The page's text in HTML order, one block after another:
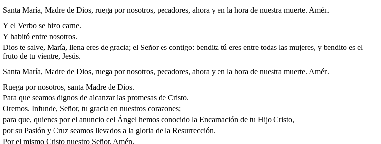
Santa María, Madre de Dios, ruega por nosotros, pecadores, ahora y en la hora de nuestra muerte. Amén.
Y el Verbo se hizo carne.
Y habitó entre nosotros.
Dios te salve, María, llena eres de gracia; el Señor es contigo: bendita tú eres entre todas las mujeres, y bendito es el
fruto de tu vientre, Jesús.
Santa María, Madre de Dios, ruega por nosotros, pecadores, ahora y en la hora de nuestra muerte. Amén.
Ruega por nosotros, santa Madre de Dios.
Para que seamos dignos de alcanzar las promesas de Cristo.
Oremos. Infunde, Señor, tu gracia en nuestros corazones;
para que, quienes por el anuncio del Ángel hemos conocido la Encarnación de tu Hijo Cristo,
por su Pasión y Cruz seamos llevados a la gloria de la Resurrección.
Por el mismo Cristo nuestro Señor. Amén.